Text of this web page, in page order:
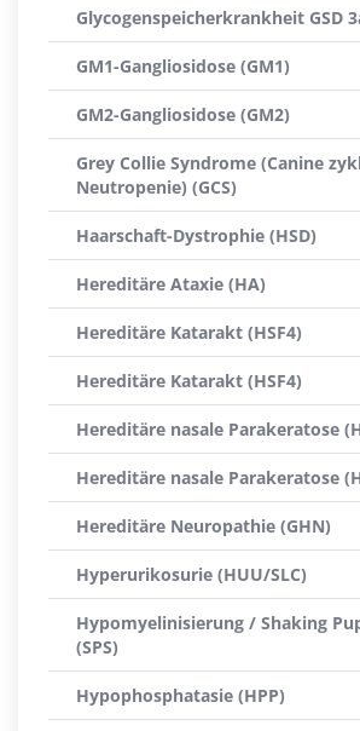
Glycogenspeicherkrankheit GSD
GM1-Gangliosidose (GM1)
GM2-Gangliosidose (GM2)
Grey Collie Syndrome (Canine
Neutropenie) (GCS)
Haarschaft-Dystrophie (HSD)
Hereditäre Ataxie (HA)
Hereditäre Katarakt (HSF4)
Hereditäre Katarakt (HSF4)
Hereditäre nasale Parakeratose
Hereditäre nasale Parakeratose
Hereditäre Neuropathie (GHN)
Hyperurikosurie (HUU/SLC)
Hypomyelinisierung / Shaking
(SPS)
Hypophosphatasie (HPP)